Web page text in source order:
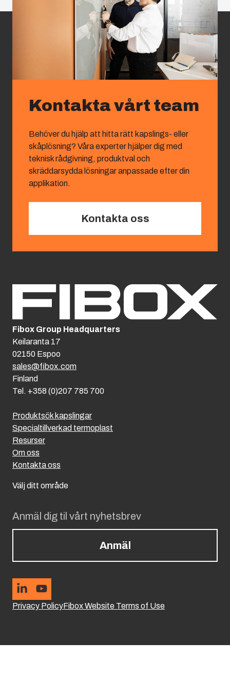
Kontakta vårt team
Behöver du hjälp att hitta rätt kapslings- eller
skåplösning? Våra experter hjälper dig med
teknisk rådgivning, produktval och
skräddarsydda lösningar anpassade efter din
applikation.
Kontakta oss
Anmäl dig til vårt nyhetsbrev
Anmäl
Privacy PolicyFibox Website Terms of Use
Produktsök kapslingar
Specialtillverkad termoplast
Resurser
Om oss
Kontakta oss
Välj ditt område
Fibox Group Headquarters
Keilaranta 17
02150 Espoo
sales@fibox.com
Finland
Tel. +358 (0)207 785 700